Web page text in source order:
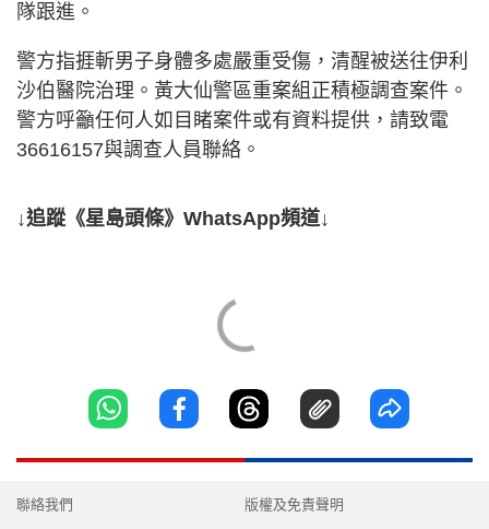
隊跟進。
警方指捱斬男子身體多處嚴重受傷，清醒被送往伊利
沙伯醫院治理。黃大仙警區重案組正積極調查案件。
警方呼籲任何人如目睹案件或有資料提供，請致電
36616157與調查人員聯絡。
↓追蹤《星島頭條》WhatsApp頻道↓
聯絡我們 版權及免責聲明